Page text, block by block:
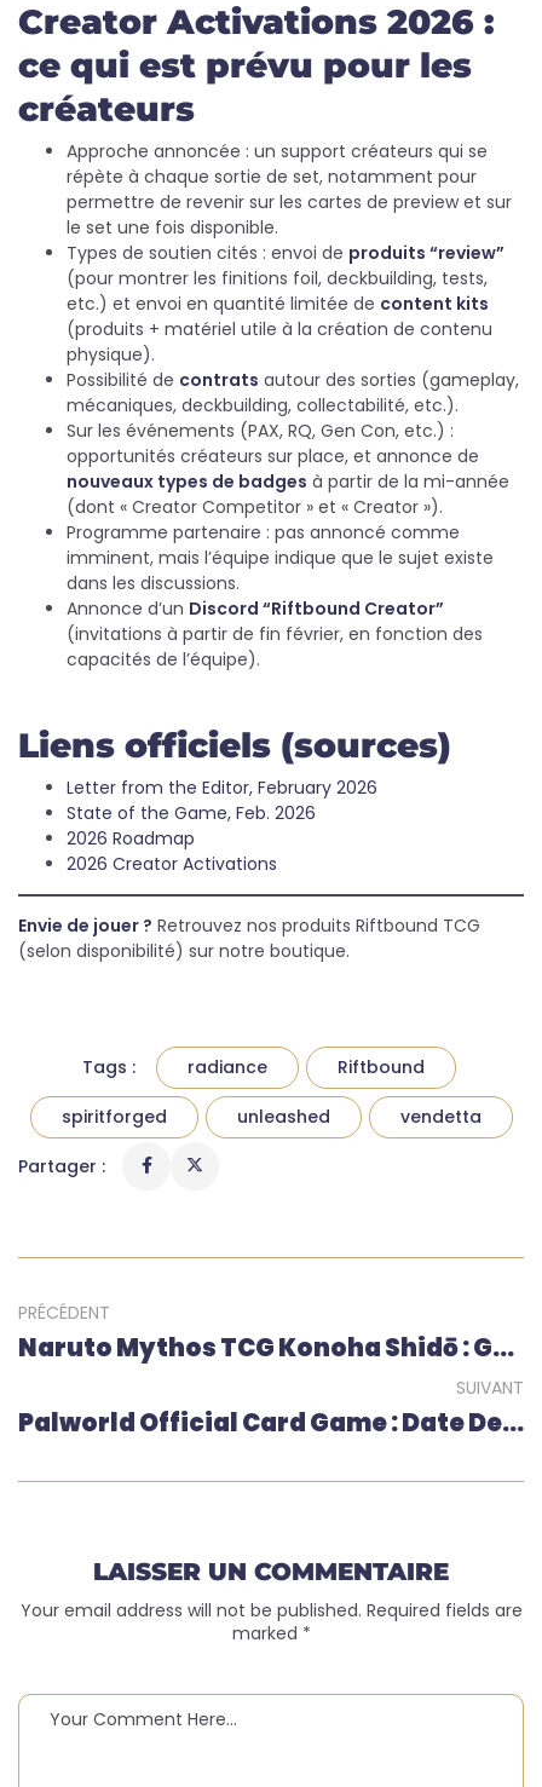
Creator Activations 2026 :
ce qui est prévu pour les
créateurs
Approche annoncée : un support créateurs qui se
répète à chaque sortie de set, notamment pour
permettre de revenir sur les cartes de preview et sur
le set une fois disponible.
Types de soutien cités : envoi de produits “review”
(pour montrer les finitions foil, deckbuilding, tests,
etc.) et envoi en quantité limitée de content kits
(produits + matériel utile à la création de contenu
physique).
Possibilité de contrats autour des sorties (gameplay,
mécaniques, deckbuilding, collectabilité, etc.).
Sur les événements (PAX, RQ, Gen Con, etc.) :
opportunités créateurs sur place, et annonce de
nouveaux types de badges à partir de la mi-année
(dont « Creator Competitor » et « Creator »).
Programme partenaire : pas annoncé comme
imminent, mais l’équipe indique que le sujet existe
dans les discussions.
Annonce d’un Discord “Riftbound Creator”
(invitations à partir de fin février, en fonction des
capacités de l’équipe).
Liens officiels (sources)
Letter from the Editor, February 2026
State of the Game, Feb. 2026
2026 Roadmap
2026 Creator Activations
Envie de jouer ? Retrouvez nos produits Riftbound TCG
(selon disponibilité) sur notre boutique.
Tags : radiance Riftbound
spiritforged unleashed vendetta
Partager :
PRÉCÉDENT
Naruto Mythos TCG Konoha Shidō : Guide Complet Des Raretés (Secret, Mythos, Legendary Gold 22K)
SUIVANT
Palworld Official Card Game : Date De Sortie, Boosters & Decks, Tout Ce Qu’on Sait Sur Le Nouveau TCG (2026)
LAISSER UN COMMENTAIRE
Your email address will not be published. Required fields are
marked *